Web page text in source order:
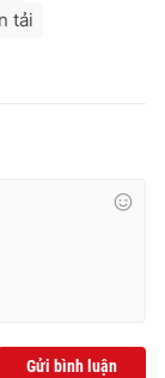
tải
Gửi bình luận